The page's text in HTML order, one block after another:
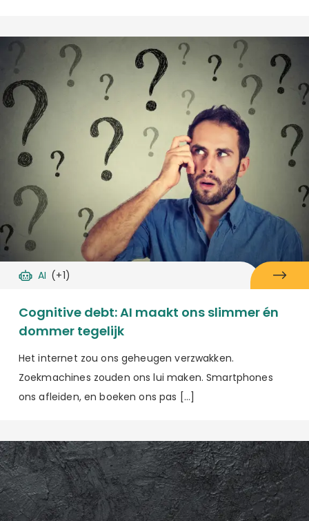
AI (+1)
Cognitive debt: AI maakt ons slimmer én
dommer tegelijk
Het internet zou ons geheugen verzwakken.
Zoekmachines zouden ons lui maken. Smartphones
ons afleiden, en boeken ons pas […]